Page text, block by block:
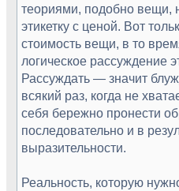
теориями, подобно вещи,
этикетку с ценой. Вот
стоимость вещи, в то
логическое рассуждение
Рассуждать — значит
всякий раз, когда не
себя бережно пронести
последовательно и в
выразительности.
Реальность, которую